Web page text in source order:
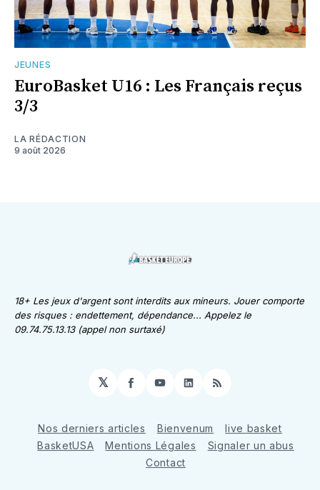
JEUNES
EuroBasket U16 : Les Français reçus
3/3
LA RÉDACTION
9 août 2026
18+ Les jeux d'argent sont interdits aux mineurs. Jouer comporte
des risques : endettement, dépendance... Appelez le
09.74.75.13.13 (appel non surtaxé)
𝕏 Facebook
YouTube
LinkedIn
RSS
Nos derniers articles Bienvenum
live basket
BasketUSA
Mentions Légales
Signaler un abus
Contact